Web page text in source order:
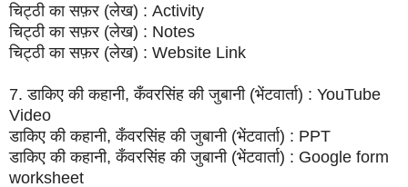
चिट्ठी का सफ़र (लेख) : Activity
चिट्ठी का सफ़र (लेख) : Notes
चिट्ठी का सफ़र (लेख) : Website Link
7. डाकिए की कहानी, कँवरसिंह की जुबानी (भेंटवार्ता) : YouTube
Video
डाकिए की कहानी, कँवरसिंह की जुबानी (भेंटवार्ता) : PPT
डाकिए की कहानी, कँवरसिंह की जुबानी (भेंटवार्ता) : Google form
worksheet